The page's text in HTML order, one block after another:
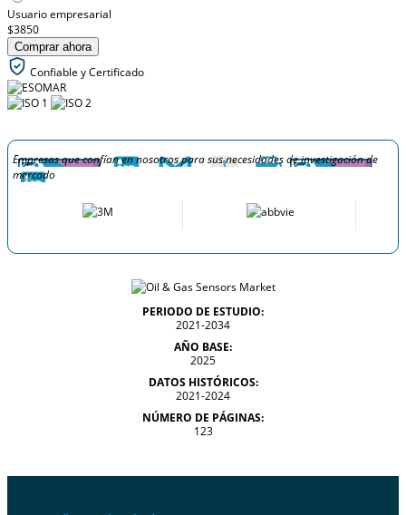
Usuario empresarial
$3850
Comprar ahora
Confiable y Certificado
Empresas que confían en nosotros para sus necesidades de investigación de
mercado
PERIODO DE ESTUDIO:
2021-2034
AÑO BASE:
2025
DATOS HISTÓRICOS:
2021-2024
NÚMERO DE PÁGINAS:
123